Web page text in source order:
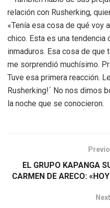
relación con Rusherking,
«Tenía esa cosa de qué voy
chico. Esta es una
inmaduros. Esa cosa de
me sorprendió muchísimo.
Tuve esa primera reacción.
Rusherking!´ No nos dimos
la noche que se conocieron.
EL GRUPO KAPANGA
CARMEN DE ARECO: